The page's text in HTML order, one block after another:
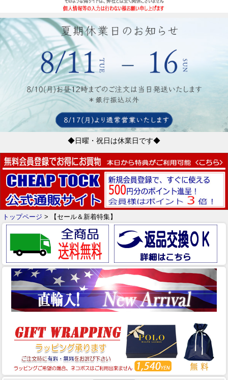
◆日曜・祝日は休業日です◆
トップページ > 【セール＆新着特集】